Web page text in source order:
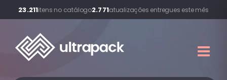
23.211itens no catálogo2.771atualizações entregues este mês